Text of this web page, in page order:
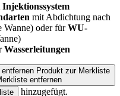
Injektionssystem
mit Abdichtung nach
Wanne) oder fürWU-
Wasserleitungen
Produkt zur Merkliste
entfernen
hinzugefügt.